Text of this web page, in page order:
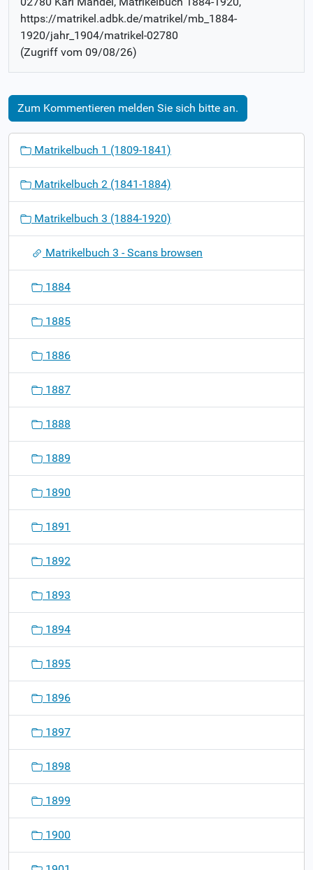
https://matrikel.adbk.de/matrikel/mb_1884-
1920/jahr_1904/matrikel-02780
(Zugriff vom 09/08/26)
Zum Kommentieren melden Sie sich bitte an.
o
Matrikelbuch 1 (1809-1841)
Matrikelbuch 2 (1841-1884)
Matrikelbuch 3 (1884-1920)
Matrikelbuch 3 - Scans browsen
1884
1885
1886
1887
1888
1889
1890
1891
1892
1893
1894
1895
1896
1897
1898
1899
1900